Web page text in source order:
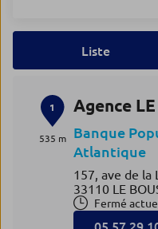
Liste
1
535 m
Agence
Banque
Atlantique
157, ave de la
33110 LE
Fermé